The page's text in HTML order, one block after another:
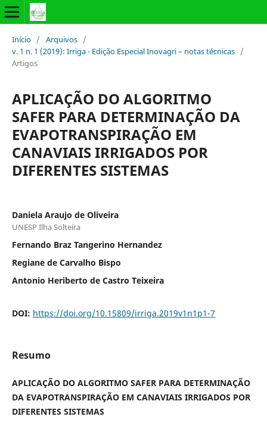
Início / Arquivos /
v. 1 n. 1 (2019): Irriga - Edição Especial Inovagri – notas técnicas /
Artigos
APLICAÇÃO DO ALGORITMO
SAFER PARA DETERMINAÇÃO DA
EVAPOTRANSPIRAÇÃO EM
CANAVIAIS IRRIGADOS POR
DIFERENTES SISTEMAS
Daniela Araujo de Oliveira
UNESP Ilha Solteira
Fernando Braz Tangerino Hernandez
Regiane de Carvalho Bispo
Antonio Heriberto de Castro Teixeira
DOI: https://doi.org/10.15809/irriga.2019v1n1p1-7
Resumo
APLICAÇÃO DO ALGORITMO SAFER PARA DETERMINAÇÃO
DA EVAPOTRANSPIRAÇÃO EM CANAVIAIS IRRIGADOS POR
DIFERENTES SISTEMAS